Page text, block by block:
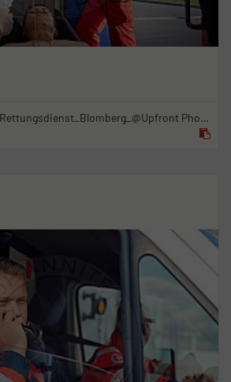
Bilderpool-Shooting Rettungsdienst_Blomberg_@Upfront Photo & Film GmbH_22.09.2021_5